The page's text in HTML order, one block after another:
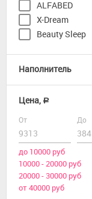
ALFABED
X-Dream
Beauty Sleep
Наполнитель
Цена, a
От До
до 10000 руб
10000 - 20000 руб
20000 - 30000 руб
от 40000 руб